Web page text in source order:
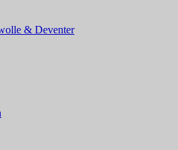
& Deventer